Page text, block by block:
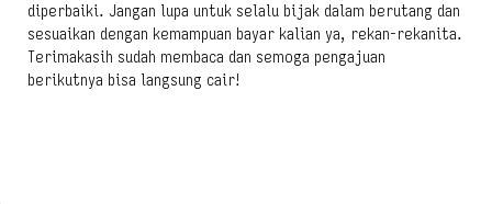
diperbaiki. Jangan lupa untuk selalu bijak dalam berutang dan
sesuaikan dengan kemampuan bayar kalian ya, rekan-rekanita.
Terimakasih sudah membaca dan semoga pengajuan
berikutnya bisa langsung cair!